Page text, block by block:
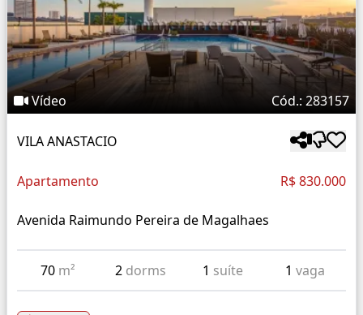
Vídeo Cód.: 283157
VILA ANASTACIO
Apartamento R$ 830.000
Avenida Raimundo Pereira de Magalhaes
70 m² 2 dorms 1 suíte 1 vaga